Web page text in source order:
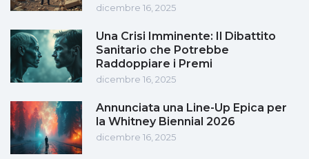
dicembre 16, 2025
Una Crisi Imminente: Il Dibattito
Sanitario che Potrebbe
Raddoppiare i Premi
dicembre 16, 2025
Annunciata una Line-Up Epica per
la Whitney Biennial 2026
dicembre 16, 2025